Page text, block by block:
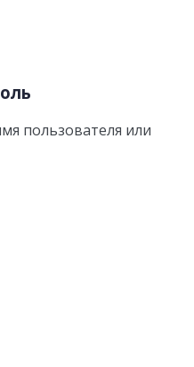
пользователя или